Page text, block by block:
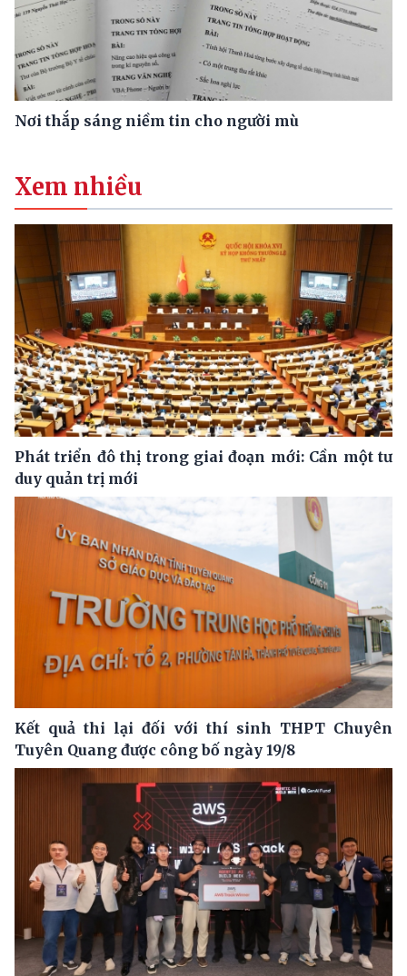
Nơi thắp sáng niềm tin cho người mù
Xem nhiều
Phát triển đô thị trong giai đoạn mới: Cần một tư
duy quản trị mới
Kết quả thi lại đối với thí sinh THPT Chuyên
Tuyên Quang được công bố ngày 19/8